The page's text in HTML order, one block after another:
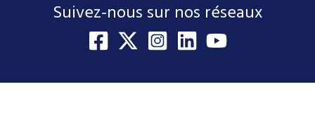
Suivez-nous sur nos réseaux